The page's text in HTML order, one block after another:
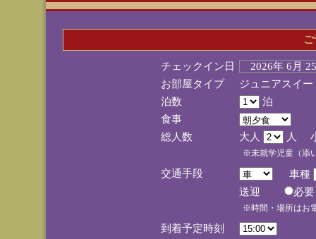
チェックイン日
2026年 6月
お部屋タイプ
ジュニアスイ
泊数
泊
食事
総人数
大人 人
※未就学児童（添
交通手段
車種
送迎
※時間・場所はお
到着予定時刻